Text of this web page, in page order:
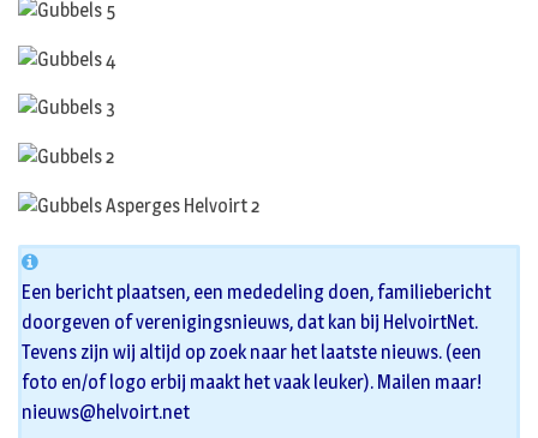
Een bericht plaatsen, een mededeling doen, familiebericht
doorgeven of verenigingsnieuws, dat kan bij HelvoirtNet.
Tevens zijn wij altijd op zoek naar het laatste nieuws. (een
foto en/of logo erbij maakt het vaak leuker). Mailen maar!
nieuws@helvoirt.net